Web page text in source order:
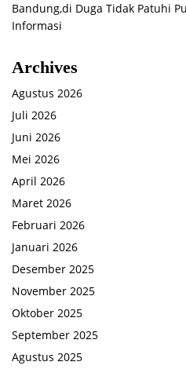
Bandung,di Duga Tidak Patuhi
Informasi
Archives
Agustus 2026
Juli 2026
Juni 2026
Mei 2026
April 2026
Maret 2026
Februari 2026
Januari 2026
Desember 2025
November 2025
Oktober 2025
September 2025
Agustus 2025